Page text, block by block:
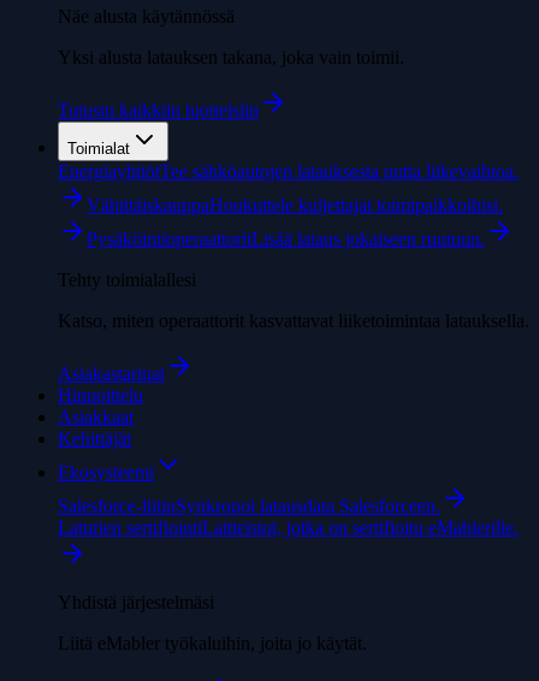
Näe alusta käytännössä
Yksi alusta latauksen takana, joka vain toimii.
Tutustu kaikkiin tuotteisiin
Toimialat
EnergiayhtiötTee sähköautojen latauksesta uutta liikevaihtoa.
VähittäiskauppaHoukuttele kuljettajat toimipaikkoihisi.
PysäköintioperaattoritLisää lataus jokaiseen ruutuun.
Tehty toimialallesi
Katso, miten operaattorit kasvattavat liiketoimintaa latauksella.
Asiakastarinat
Hinnoittelu
Asiakkaat
Kehittäjät
Ekosysteemi
Salesforce-liitinSynkronoi latausdata Salesforceen.
Laturien sertifiointiLaitteistot, jotka on sertifioitu eMablerille.
Yhdistä järjestelmäsi
Liitä eMabler työkaluihin, joita jo käytät.